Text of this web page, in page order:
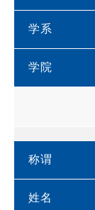
学系
学院
称谓
姓名